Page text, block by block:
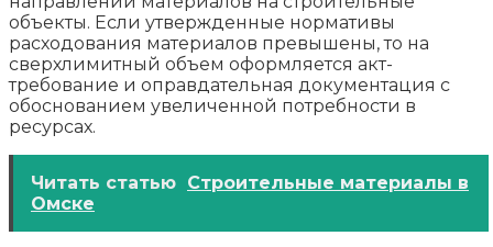
объекты. Если утвержденные нормативы
расходования материалов превышены, то на
сверхлимитный объем оформляется акт-
требование и оправдательная документация с
обоснованием увеличенной потребности в
ресурсах.
Читать статью Строительные материалы в
Омске